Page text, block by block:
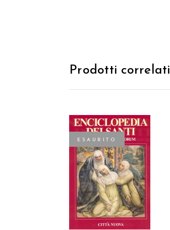
Prodotti correlati
ESAURITO
LEGGI TUTTO